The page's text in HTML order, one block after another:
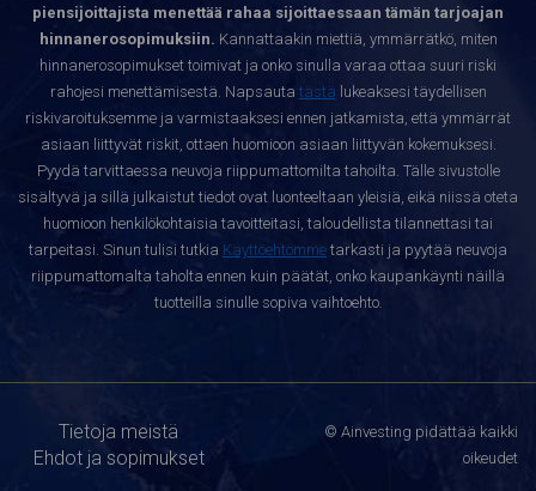
piensijoittajista menettää rahaa sijoittaessaan tämän tarjoajan
hinnanerosopimuksiin. Kannattaakin miettiä, ymmärrätkö, miten
hinnanerosopimukset toimivat ja onko sinulla varaa ottaa suuri riski
rahojesi menettämisestä. Napsauta tästä lukeaksesi täydellisen
riskivaroituksemme ja varmistaaksesi ennen jatkamista, että ymmärrät
asiaan liittyvät riskit, ottaen huomioon asiaan liittyvän kokemuksesi.
Pyydä tarvittaessa neuvoja riippumattomilta tahoilta. Tälle sivustolle
sisältyvä ja sillä julkaistut tiedot ovat luonteeltaan yleisiä, eikä niissä oteta
huomioon henkilökohtaisia tavoitteitasi, taloudellista tilannettasi tai
tarpeitasi. Sinun tulisi tutkia Käyttöehtomme tarkasti ja pyytää neuvoja
riippumattomalta taholta ennen kuin päätät, onko kaupankäynti näillä
tuotteilla sinulle sopiva vaihtoehto.
Tietoja meistä
Ehdot ja sopimukset
© Ainvesting pidättää kaikki
oikeudet